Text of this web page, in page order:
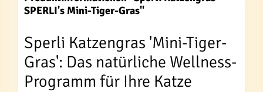
SPERLI's Mini-Tiger-Gras"
Sperli Katzengras 'Mini-Tiger-
Gras': Das natürliche Wellness-
Programm für Ihre Katze